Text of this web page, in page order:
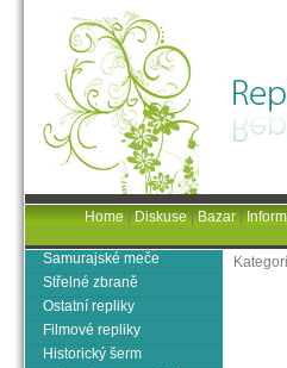
Samurajské meče
Střelné zbraně
Ostatní repliky
Filmové repliky
Historický šerm
Home|Diskuse|Bazar|